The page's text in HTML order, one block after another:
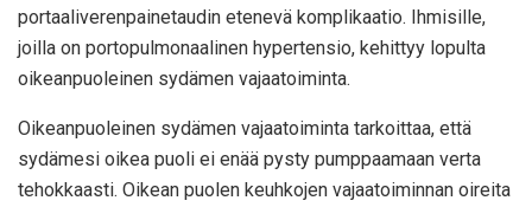
portaaliverenpainetaudin etenevä komplikaatio. Ihmisille,
joilla on portopulmonaalinen hypertensio, kehittyy lopulta
oikeanpuoleinen sydämen vajaatoiminta.
Oikeanpuoleinen sydämen vajaatoiminta tarkoittaa, että
sydämesi oikea puoli ei enää pysty pumppaamaan verta
tehokkaasti. Oikean puolen keuhkojen vajaatoiminnan oireita